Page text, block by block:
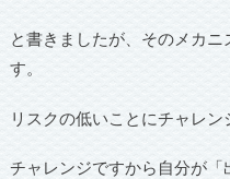
と書きましたが、そのメカ
す。
リスクの低いことにチャレン
チャレンジですから自分が